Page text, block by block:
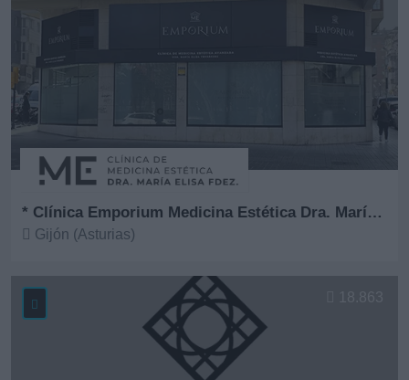
* Clínica Emporium Medicina Estética Dra. María Elisa Fernández
Gijón (Asturias)